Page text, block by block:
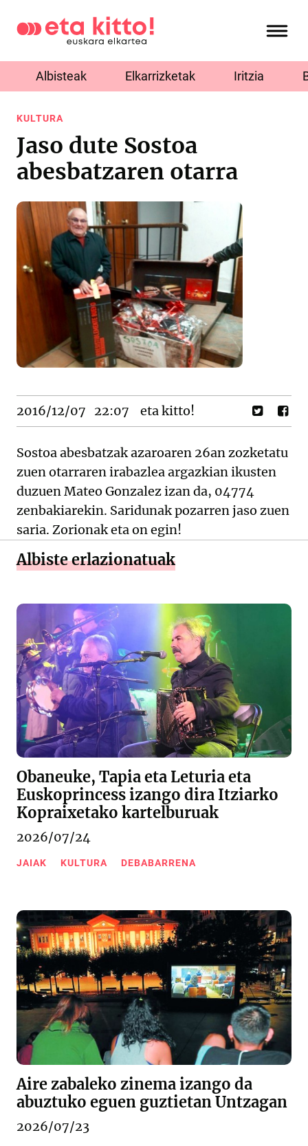
Albisteak Elkarrizketak Iritzia
KULTURA
Jaso dute Sostoa
abesbatzaren otarra
2016/12/07 22:07 eta kitto!
Sostoa abesbatzak azaroaren 26an zozketatu
zuen otarraren irabazlea argazkian ikusten
duzuen Mateo Gonzalez izan da, 04774
zenbakiarekin. Saridunak pozarren jaso zuen
saria. Zorionak eta on egin!
Albiste erlazionatuak
Obaneuke, Tapia eta Leturia eta
Euskoprincess izango dira Itziarko
Kopraixetako kartelburuak
2026/07/24
JAIAK KULTURA DEBABARRENA
Aire zabaleko zinema izango da
abuztuko eguen guztietan Untzagan
2026/07/23